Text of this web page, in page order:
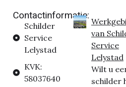
Contactinformatie:
Schilder
Service
Lelystad
KVK:
58037640
van
Service
Lelystad
Wilt u
schilder